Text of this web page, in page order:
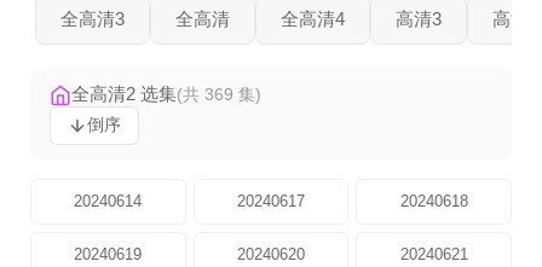
全高清3 全高清 全高清4 高清3 高清2
全高清2 选集(共 369 集)
倒序
20240614 20240617 20240618
20240619 20240620 20240621